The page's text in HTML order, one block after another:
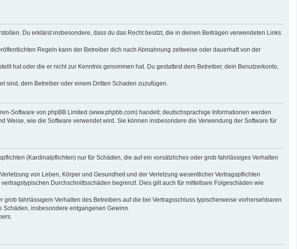
Du erklärst insbesondere, dass du das Recht besitzt, die in deinen Beiträgen verwendeten Links
Regeln kann der Betreiber dich nach Abmahnung zeitweise oder dauerhaft von der
hat oder die er nicht zur Kenntnis genommen hat. Du gestattest dem Betreiber, dein Benutzerkonto,
sind, dem Betreiber oder einem Dritten Schaden zuzufügen.
Software von phpBB Limited (www.phpbb.com) handelt; deutschsprachige Informationen werden
wie die Software verwendet wird. Sie können insbesondere die Verwendung der Software für
(Kardinalpflichten) nur für Schäden, die auf ein vorsätzliches oder grob fahrlässiges Verhalten
von Leben, Körper und Gesundheit und der Verletzung wesentlicher Vertragspflichten
Durchschnittsschäden begrenzt. Dies gilt auch für mittelbare Folgeschäden wie
fahrlässigem Verhalten des Betreibers auf die bei Vertragsschluss typischerweise vorhersehbaren
Schäden, insbesondere entgangenen Gewinn.